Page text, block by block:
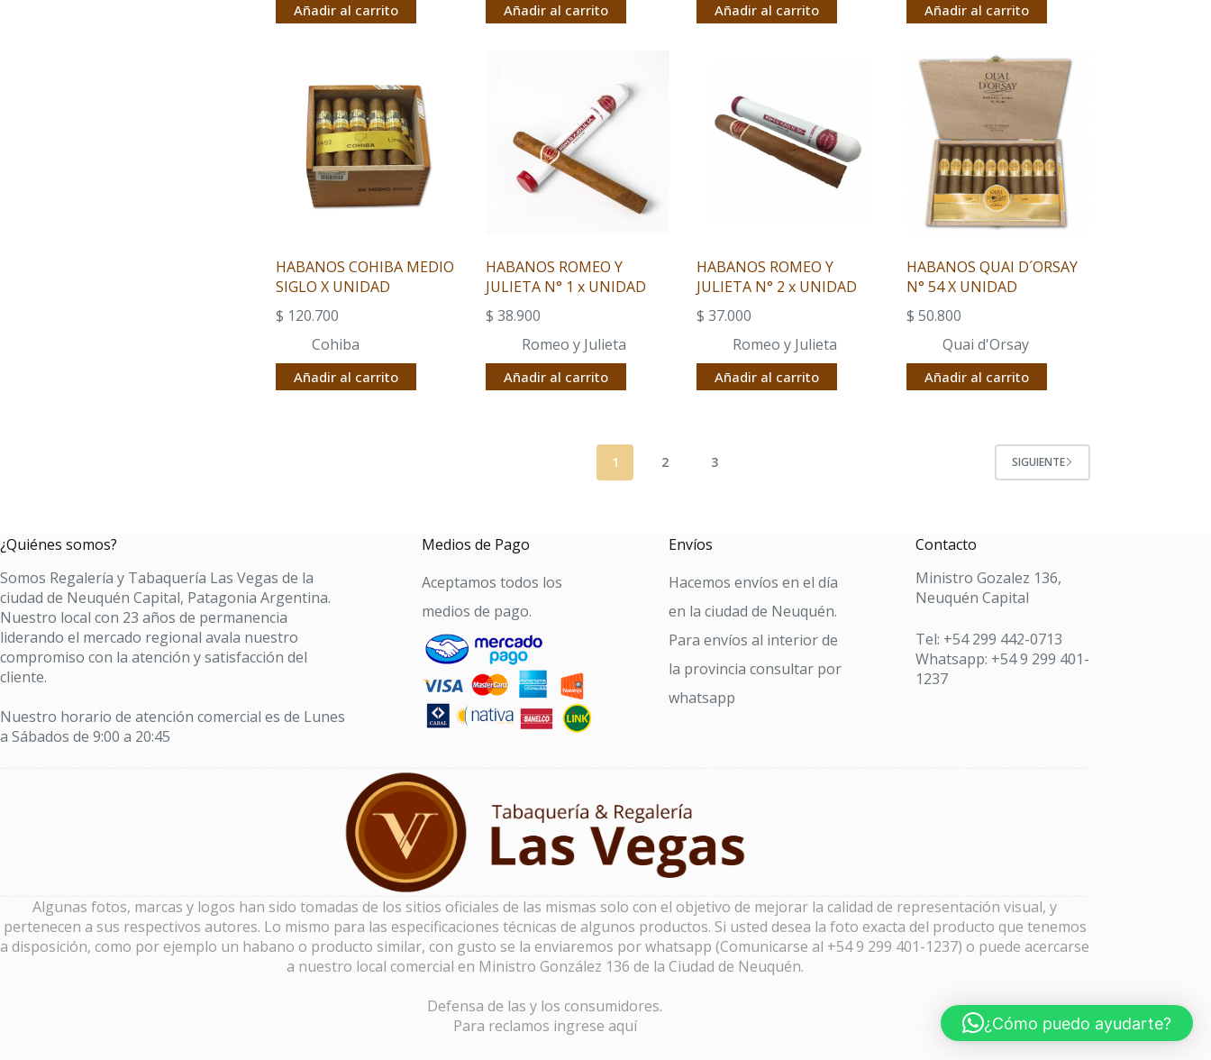
Añadir al carrito Añadir al carrito Añadir al carrito Añadir al carrito
HABANOS COHIBA MEDIO
SIGLO X UNIDAD
$ 120.700
Cohiba
Añadir al carrito
HABANOS ROMEO Y
JULIETA N° 1 x UNIDAD
$ 38.900
Romeo y Julieta
Añadir al carrito
HABANOS ROMEO Y
JULIETA N° 2 x UNIDAD
$ 37.000
Romeo y Julieta
Añadir al carrito
HABANOS QUAI D´ORSAY
N° 54 X UNIDAD
$ 50.800
Quai d'Orsay
Añadir al carrito
1 2 3 SIGUIENTE
¿Quiénes somos?
Somos Regalería y Tabaquería Las Vegas de la
ciudad de Neuquén Capital, Patagonia Argentina.
Nuestro local con 23 años de permanencia
liderando el mercado regional avala nuestro
compromiso con la atención y satisfacción del
cliente.
Nuestro horario de atención comercial es de Lunes
a Sábados de 9:00 a 20:45
Medios de Pago
Aceptamos todos los
medios de pago.
Envíos
Hacemos envíos en el día
en la ciudad de Neuquén.
Para envíos al interior de
la provincia consultar por
whatsapp
Contacto
Ministro Gozalez 136,
Neuquén Capital
Tel: +54 299 442-0713
Whatsapp: +54 9 299 401-
1237
Algunas fotos, marcas y logos han sido tomadas de los sitios oficiales de las mismas solo con el objetivo de mejorar la calidad de representación visual, y
pertenecen a sus respectivos autores. Lo mismo para las especificaciones técnicas de algunos productos. Si usted desea la foto exacta del producto que tenemos
a disposición, como por ejemplo un habano o producto similar, con gusto se la enviaremos por whatsapp (Comunicarse al +54 9 299 401-1237) o puede acercarse
a nuestro local comercial en Ministro González 136 de la Ciudad de Neuquén.
Defensa de las y los consumidores.
Para reclamos ingrese aquí ¿Cómo puedo ayudarte?